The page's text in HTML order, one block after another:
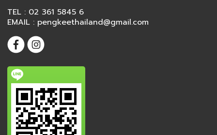
TEL : 02 361 5845 6
EMAIL : pengkeethailand@gmail.com